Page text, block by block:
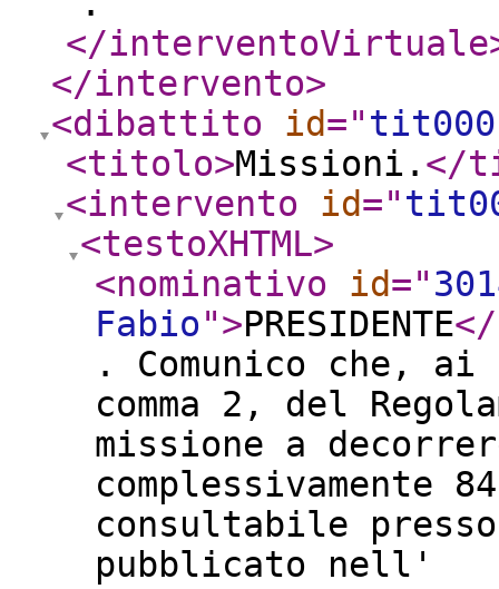
</interventoVirtuale
</intervento>
<dibattito
id="
<titolo>Missioni. </
<intervento
id="
<testoXHTML>
<nominativo
id="
Fabio">PRESIDENTE
. Comunico che,
comma 2, del
missione a
complessivamente
consultabile
pubblicato nell'